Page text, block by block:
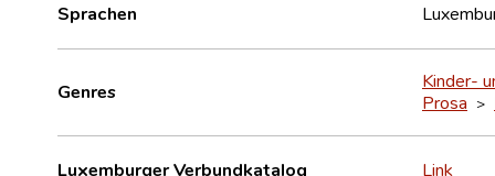
Sprachen
Genres
Kinder-
Prosa >
Luxemburger Verbundkatalog Link